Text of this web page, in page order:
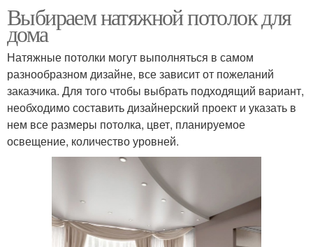
Выбираем натяжной потолок для
дома
Натяжные потолки могут выполняться в самом
разнообразном дизайне, все зависит от пожеланий
заказчика. Для того чтобы выбрать подходящий вариант,
необходимо составить дизайнерский проект и указать в
нем все размеры потолка, цвет, планируемое
освещение, количество уровней.